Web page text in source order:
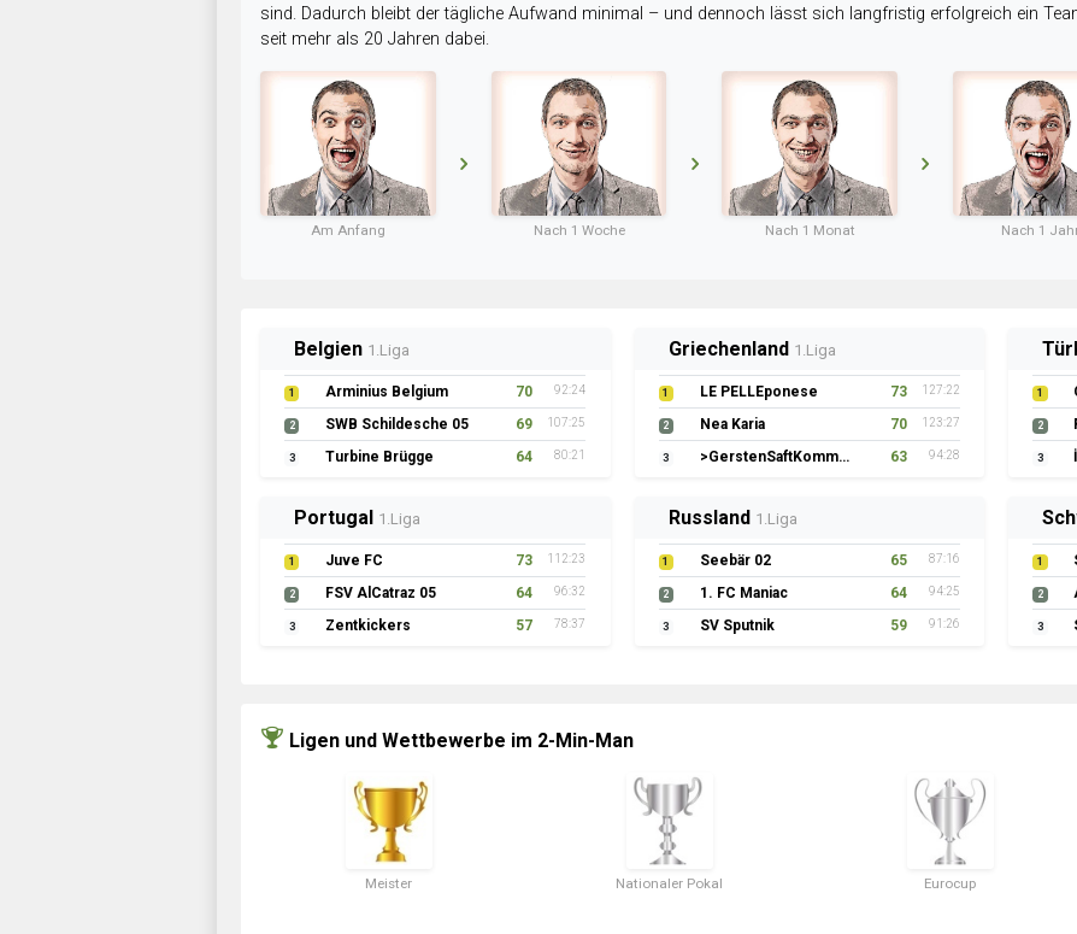
sind. Dadurch bleibt der tägliche Aufwand minimal – und dennoch lässt sich langfristig erfolgreich ein
seit mehr als 20 Jahren dabei.
Am Anfang Nach 1 Woche Nach 1 Monat Nach 1
Belgien 1.Liga
1 Arminius Belgium 70 92:24
2 SWB Schildesche 05 69 107:25
3 Turbine Brügge 64 80:21
Griechenland 1.Liga
1 LE PELLEponese 73 127:22
2 Nea Karia 70 123:27
3 >GerstenSaftKommando 63 94:28
1
2
3
Portugal 1.Liga
1 Juve FC 73 112:23
2 FSV AlCatraz 05 64 96:32
3 Zentkickers 57 78:37
Russland 1.Liga
1 Seebär 02 65 87:16
2 1. FC Maniac 64 94:25
3 SV Sputnik 59 91:26
1
2
3
Ligen und Wettbewerbe im 2-Min-Man
Meister Nationaler Pokal Eurocup